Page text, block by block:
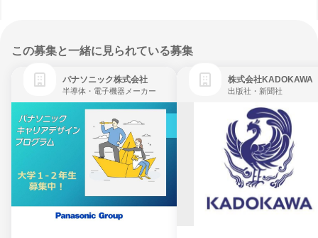
この募集と一緒に見られている募集
パナソニック株式会社
半導体・電子機器メーカー
株式会社KADOKAWA
出版社・新聞社